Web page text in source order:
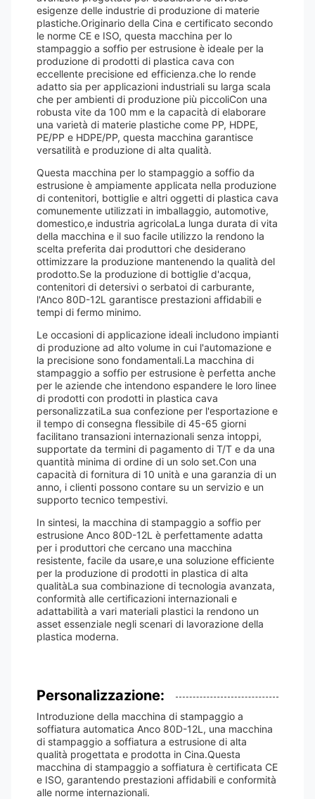
esigenze delle industrie di produzione di materie
plastiche.Originario della Cina e certificato secondo
le norme CE e ISO, questa macchina per lo
stampaggio a soffio per estrusione è ideale per la
produzione di prodotti di plastica cava con
eccellente precisione ed efficienza.che lo rende
adatto sia per applicazioni industriali su larga scala
che per ambienti di produzione più piccoliCon una
robusta vite da 100 mm e la capacità di elaborare
una varietà di materie plastiche come PP, HDPE,
PE/PP e HDPE/PP, questa macchina garantisce
versatilità e produzione di alta qualità.
Questa macchina per lo stampaggio a soffio da
estrusione è ampiamente applicata nella produzione
di contenitori, bottiglie e altri oggetti di plastica cava
comunemente utilizzati in imballaggio, automotive,
domestico,e industria agricolaLa lunga durata di vita
della macchina e il suo facile utilizzo la rendono la
scelta preferita dai produttori che desiderano
ottimizzare la produzione mantenendo la qualità del
prodotto.Se la produzione di bottiglie d'acqua,
contenitori di detersivi o serbatoi di carburante,
l'Anco 80D-12L garantisce prestazioni affidabili e
tempi di fermo minimo.
Le occasioni di applicazione ideali includono impianti
di produzione ad alto volume in cui l'automazione e
la precisione sono fondamentali.La macchina di
stampaggio a soffio per estrusione è perfetta anche
per le aziende che intendono espandere le loro linee
di prodotti con prodotti in plastica cava
personalizzatiLa sua confezione per l'esportazione e
il tempo di consegna flessibile di 45-65 giorni
facilitano transazioni internazionali senza intoppi,
supportate da termini di pagamento di T/T e da una
quantità minima di ordine di un solo set.Con una
capacità di fornitura di 10 unità e una garanzia di un
anno, i clienti possono contare su un servizio e un
supporto tecnico tempestivi.
In sintesi, la macchina di stampaggio a soffio per
estrusione Anco 80D-12L è perfettamente adatta
per i produttori che cercano una macchina
resistente, facile da usare,e una soluzione efficiente
per la produzione di prodotti in plastica di alta
qualitàLa sua combinazione di tecnologia avanzata,
conformità alle certificazioni internazionali e
adattabilità a vari materiali plastici la rendono un
asset essenziale negli scenari di lavorazione della
plastica moderna.
Personalizzazione:
Introduzione della macchina di stampaggio a
soffiatura automatica Anco 80D-12L, una macchina
di stampaggio a soffiatura a estrusione di alta
qualità progettata e prodotta in Cina.Questa
macchina di stampaggio a soffiatura è certificata CE
e ISO, garantendo prestazioni affidabili e conformità
alle norme internazionali.